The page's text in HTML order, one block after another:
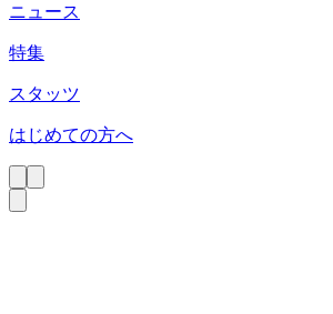
ニュース
特集
スタッツ
はじめての方へ